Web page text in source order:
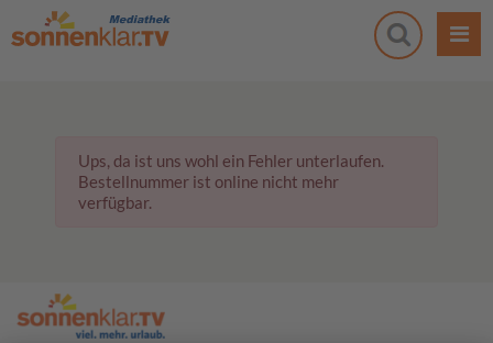
Ups, da ist uns wohl ein Fehler unterlaufen.
Bestellnummer ist online nicht mehr
verfügbar.